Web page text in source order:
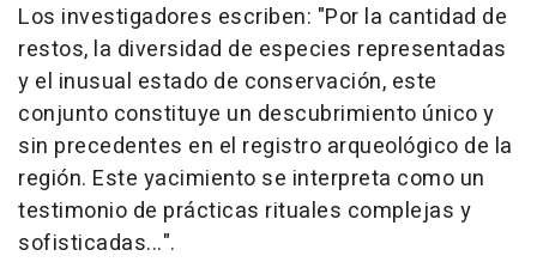
Los investigadores escriben: "Por la cantidad de
restos, la diversidad de especies representadas
y el inusual estado de conservación, este
conjunto constituye un descubrimiento único y
sin precedentes en el registro arqueológico de la
región. Este yacimiento se interpreta como un
testimonio de prácticas rituales complejas y
sofisticadas...".